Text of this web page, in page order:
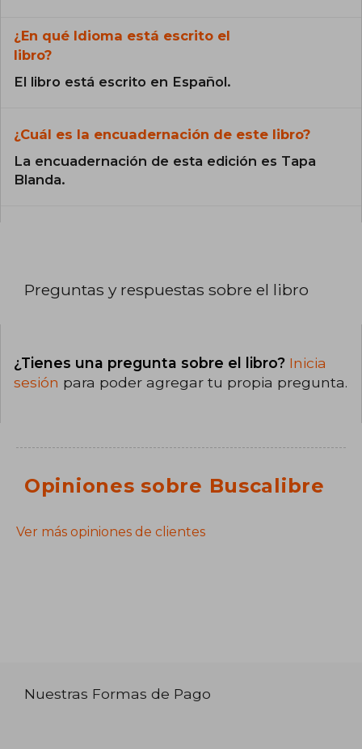
¿En qué Idioma está escrito el
libro?
El libro está escrito en Español.
¿Cuál es la encuadernación de este libro?
La encuadernación de esta edición es Tapa
Blanda.
Preguntas y respuestas sobre el libro
¿Tienes una pregunta sobre el libro? Inicia
sesión para poder agregar tu propia pregunta.
Opiniones sobre Buscalibre
Ver más opiniones de clientes
Nuestras Formas de Pago